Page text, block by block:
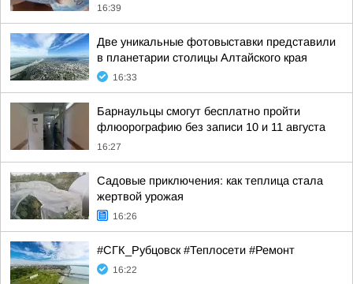
16:39
Две уникальные фотовыставки представили
в планетарии столицы Алтайского края
16:33
Барнаульцы смогут бесплатно пройти
флюорографию без записи 10 и 11 августа
16:27
Садовые приключения: как теплица стала
жертвой урожая
16:26
#СГК_Рубцовск #Теплосети #Ремонт
16:22